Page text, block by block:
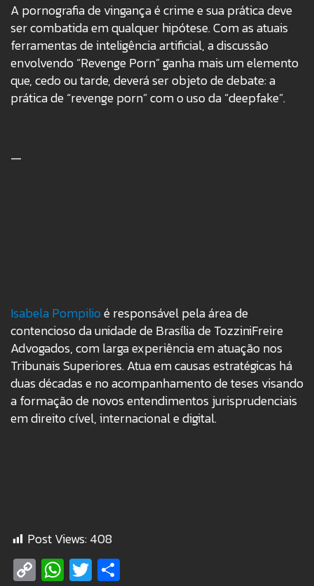
A pornografia de vingança é crime e sua prática deve
ser combatida em qualquer hipótese. Com as atuais
ferramentas de inteligência artificial, a discussão
envolvendo “Revenge Porn” ganha mais um elemento
que, cedo ou tarde, deverá ser objeto de debate: a
prática de “revenge porn” com o uso da “deepfake”.
—
Isabela Pompilioé responsável pela área de
contencioso da unidade de Brasília de TozziniFreire
Advogados, com larga experiência em atuação nos
Tribunais Superiores. Atua em causas estratégicas há
duas décadas e no acompanhamento de teses visando
a formação de novos entendimentos jurisprudenciais
em direito cível, internacional e digital.
Post Views:408
CopyWhatsApp
Twitter